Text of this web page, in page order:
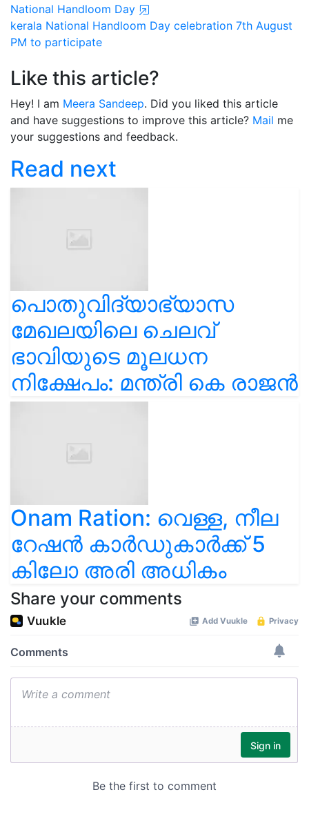
National Handloom Day
kerala National Handloom Day celebration 7th August
PM to participate
Like this article?
Hey! I am Meera Sandeep. Did you liked this article
and have suggestions to improve this article? Mail me
your suggestions and feedback.
Read next
പൊതുവിദ്യാഭ്യാസ
മേഖലയിലെ ചെലവ്
ഭാവിയുടെ മൂലധന
നിക്ഷേപം: മന്ത്രി കെ രാജൻ
Onam Ration: വെള്ള, നീല
റേഷൻ കാർഡുകാർക്ക് 5
കിലോ അരി അധികം
Share your comments